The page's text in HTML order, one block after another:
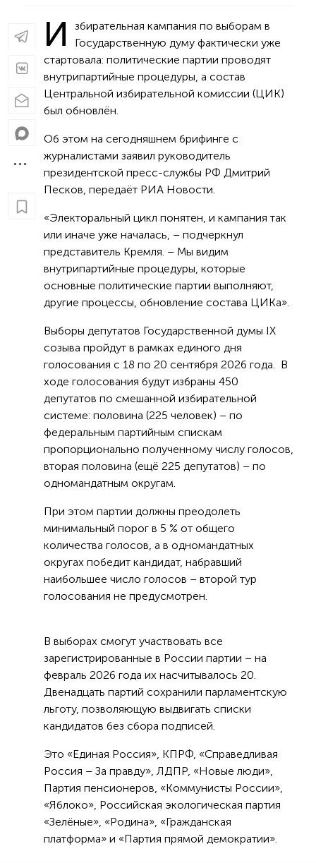
И
збирательная кампания по выборам в
Государственную думу фактически уже
стартовала: политические партии проводят
внутрипартийные процедуры, а состав
Центральной избирательной комиссии (ЦИК)
был обновлён.
Об этом на сегодняшнем брифинге с
журналистами заявил руководитель
президентской пресс-службы РФ Дмитрий
Песков, передаёт РИА Новости.
«Электоральный цикл понятен, и кампания так
или иначе уже началась, – подчеркнул
представитель Кремля. – Мы видим
внутрипартийные процедуры, которые
основные политические партии выполняют,
другие процессы, обновление состава ЦИКа».
Выборы депутатов Государственной думы IX
созыва пройдут в рамках единого дня
голосования с 18 по 20 сентября 2026 года. В
ходе голосования будут избраны 450
депутатов по смешанной избирательной
системе: половина (225 человек) – по
федеральным партийным спискам
пропорционально полученному числу голосов,
вторая половина (ещё 225 депутатов) – по
одномандатным округам.
При этом партии должны преодолеть
минимальный порог в 5 % от общего
количества голосов, а в одномандатных
округах победит кандидат, набравший
наибольшее число голосов – второй тур
голосования не предусмотрен.
В выборах смогут участвовать все
зарегистрированные в России партии – на
февраль 2026 года их насчитывалось 20.
Двенадцать партий сохранили парламентскую
льготу, позволяющую выдвигать списки
кандидатов без сбора подписей.
Это «Единая Россия», КПРФ, «Справедливая
Россия – За правду», ЛДПР, «Новые люди»,
Партия пенсионеров, «Коммунисты России»,
«Яблоко», Российская экологическая партия
«Зелёные», «Родина», «Гражданская
платформа» и «Партия прямой демократии».